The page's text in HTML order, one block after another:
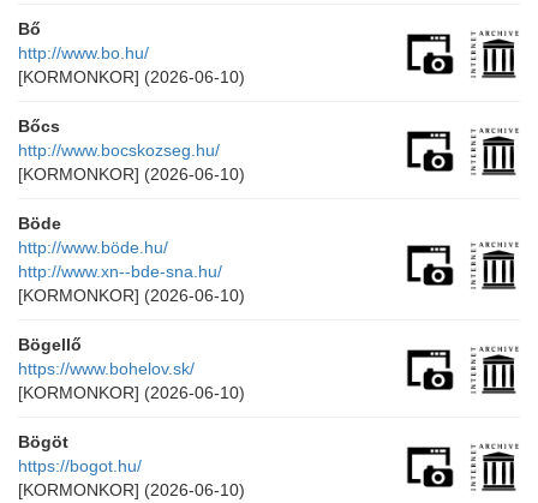
Bő
http://www.bo.hu/
[KORMONKOR] (2026-06-10)
Bőcs
http://www.bocskozseg.hu/
[KORMONKOR] (2026-06-10)
Böde
http://www.böde.hu/
http://www.xn--bde-sna.hu/
[KORMONKOR] (2026-06-10)
Bögellő
https://www.bohelov.sk/
[KORMONKOR] (2026-06-10)
Bögöt
https://bogot.hu/
[KORMONKOR] (2026-06-10)